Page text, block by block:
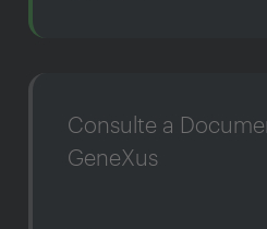
Consulte a
GeneXus